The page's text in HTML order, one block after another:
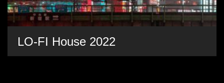
LO-FI House 2022